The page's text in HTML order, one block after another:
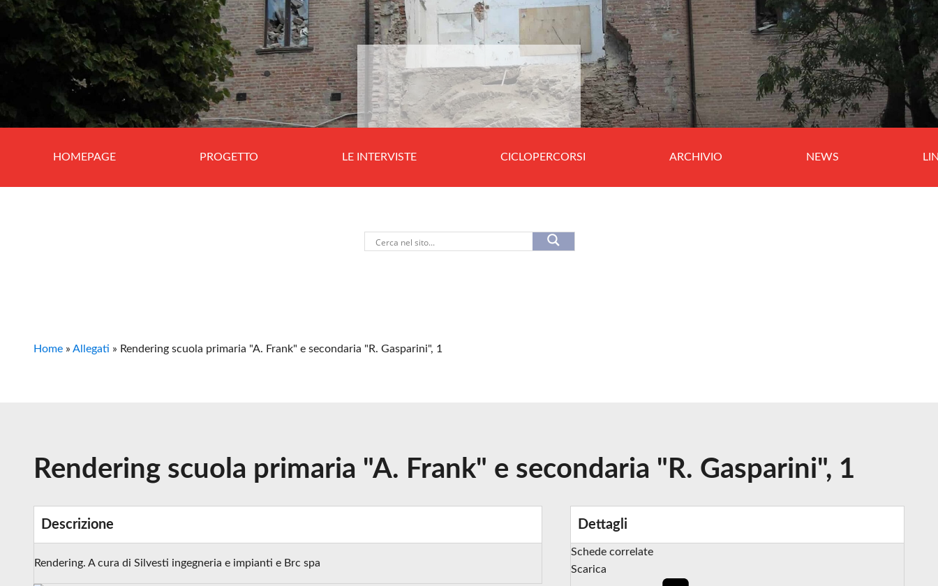
HOMEPAGE PROGETTO LE INTERVISTE CICLOPERCORSI ARCHIVIO NEWS
Home » Allegati » Rendering scuola primaria "A. Frank" e secondaria "R. Gasparini", 1
Rendering scuola primaria "A. Frank" e secondaria "R. Gasparini", 1
Descrizione
Rendering. A cura di Silvesti ingegneria e impianti e Brc spa
Dettagli
Schede correlate
Scarica